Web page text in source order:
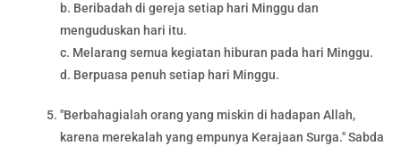
b. Beribadah di gereja setiap hari Minggu dan
menguduskan hari itu.
c. Melarang semua kegiatan hiburan pada hari Minggu.
d. Berpuasa penuh setiap hari Minggu.
"Berbahagialah orang yang miskin di hadapan Allah,
karena merekalah yang empunya Kerajaan Surga." Sabda